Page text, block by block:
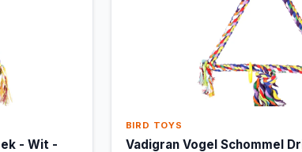
- Wit -
BIRD TOYS
Vadigran Vogel Schommel